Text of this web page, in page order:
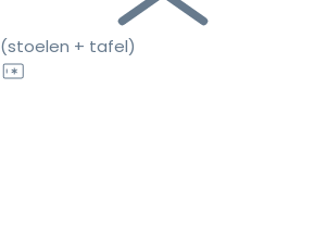
(stoelen + tafel)